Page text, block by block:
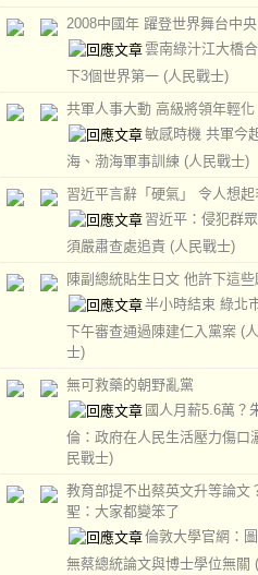
2008中國年 躍登世界舞台中央
雲南綠汁江大橋
下3個世界第一 (人民戰士)
共軍人事大動 高級將領年輕化
敏感時機 共軍今
海、渤海軍事訓練 (人民戰士)
習近平言辭「硬氣」 令人想
習近平：侵犯群
須嚴肅查處追責 (人民戰士)
陳副總統貼生日文 他許下這些
半小時結束 綠北
下午審查通過陳建仁入黨案 (
士)
無可救藥的朝野亂黨
國人月薪5.6萬？
倫：政府在人民生活壓力傷口
民戰士)
教育部提不出蔡英文升等論文
聖：大家都變笨了
倫敦大學官網：
無蔡總統論文與博士學位無關